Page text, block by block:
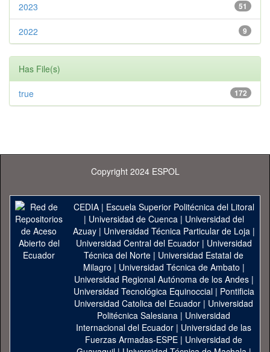
51
2023
9
2022
Has File(s)
172
true
Copyright 2024 ESPOL
CEDIA| Escuela Superior Politécnica del Litoral
| Universidad de Cuenca| Universidad del
Azuay| Universidad Técnica Particular de Loja|
Universidad Central del Ecuador| Universidad
Técnica del Norte | Universidad Estatal de
Milagro | Universidad Técnica de Ambato |
Universidad Regional Autónoma de los Andes|
Universidad Tecnológica Equinoccial| Pontificia
Universidad Catolica del Ecuador | Universidad
Politécnica Salesiana | Universidad
Internacional del Ecuador | Universidad de las
Fuerzas Armadas-ESPE | Universidad de